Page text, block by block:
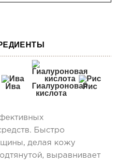
Ива
Гиалуроновая
кислота
Рис
Быстро
делая кожу
выравнивает